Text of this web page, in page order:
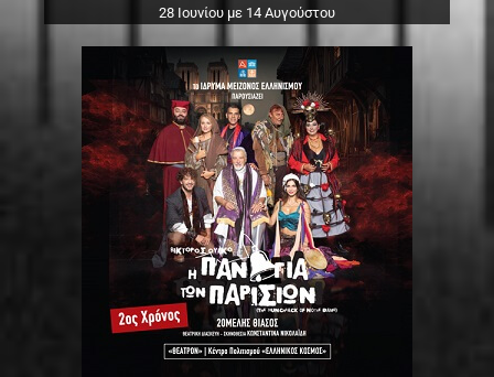
28 Ιουνίου με 14 Αυγούστου